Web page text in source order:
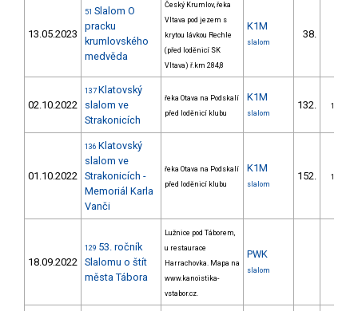
13.05.2023
51 Slalom O
pracku
krumlovského
medvěda
Český Krumlov, řeka
Vltava pod jezem s
krytou lávkou Rechle
(před loděnicí SK
Vltava) ř.km 284,8
K1M
slalom
38.
02.10.2022
137 Klatovský
slalom ve
Strakonicích
řeka Otava na Podskalí
před loděnicí klubu
K1M
slalom
132. 13/PZ
01.10.2022
136 Klatovský
slalom ve
Strakonicích -
Memoriál Karla
Vanči
řeka Otava na Podskalí
před loděnicí klubu
K1M
slalom
152. 16/PZ
18.09.2022
129 53. ročník
Slalomu o štít
města Tábora
Lužnice pod Táborem,
u restaurace
Harrachovka. Mapa na
www.kanoistika-
vstabor.cz.
PWK
slalom